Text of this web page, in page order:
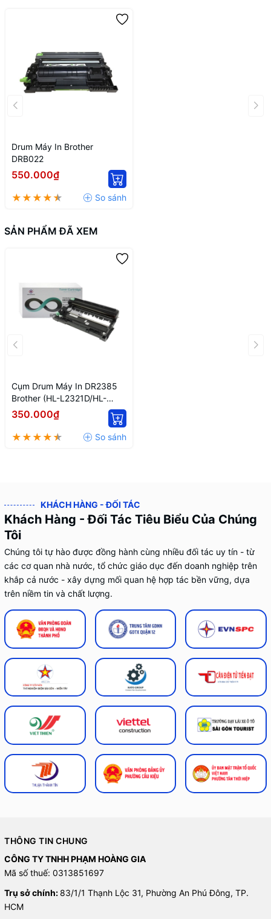
Drum Máy In Brother
DRB022
550.000₫
SẢN PHẨM ĐÃ XEM
Cụm Drum Máy In DR2385
Brother (HL-L2321D/HL-
L2361DN/DCP-
L2541DW/MFC-
1911NW/MFC-L2701D/DCP-
350.000₫
KHÁCH HÀNG - ĐỐI TÁC
Khách Hàng - Đối Tác Tiêu Biểu Của Chúng
Tôi
Chúng tôi tự hào được đồng hành cùng nhiều đối tác uy tín - từ
các cơ quan nhà nước, tổ chức giáo dục đến doanh nghiệp trên
khắp cả nước - xây dựng mối quan hệ hợp tác bền vững, dựa
trên niềm tin và chất lượng.
THÔNG TIN CHUNG
CÔNG TY TNHH PHẠM HOÀNG GIA
Mã số thuế: 0313851697
Trụ sở chính: 83/1/1 Thạnh Lộc 31, Phường An Phú Đông, TP.
HCM